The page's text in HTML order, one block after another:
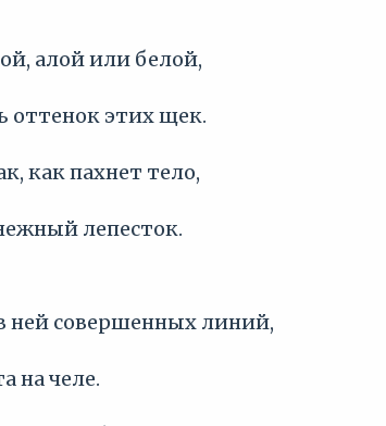
алой или белой,
оттенок этих щек.
как пахнет тело,
лепесток.
ней совершенных линий,
на челе.